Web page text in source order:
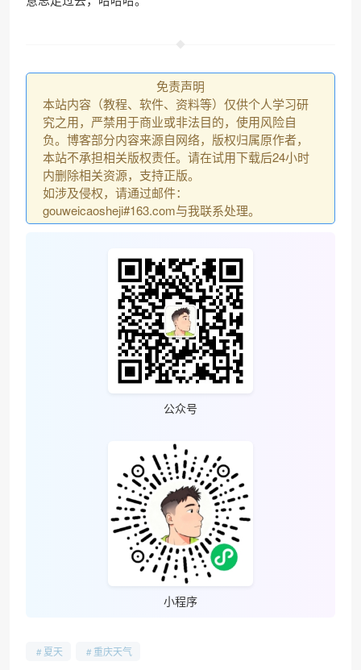
免责声明
本站内容（教程、软件、资料等）仅供个人学习研
究之用，严禁用于商业或非法目的，使用风险自
负。博客部分内容来源自网络，版权归属原作者，
本站不承担相关版权责任。请在试用下载后24小时
内删除相关资源，支持正版。
如涉及侵权，请通过邮件：
gouweicaosheji#163.com与我联系处理。
公众号
小程序
夏天 重庆天气